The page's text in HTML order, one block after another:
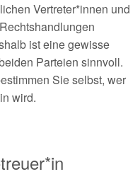
Vertreter*innen und
ist eine gewisse
Parteien sinnvoll.
Sie selbst, wer
wird.